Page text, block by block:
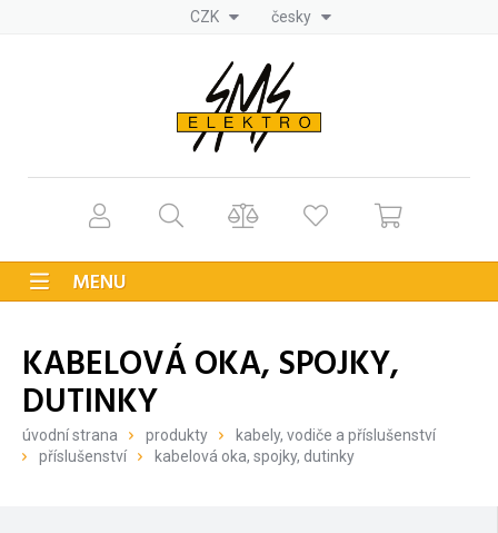
CZK česky
MENU
KABELOVÁ OKA, SPOJKY,
DUTINKY
úvodní strana produkty
kabely, vodiče a příslušenství
příslušenství
kabelová oka, spojky, dutinky